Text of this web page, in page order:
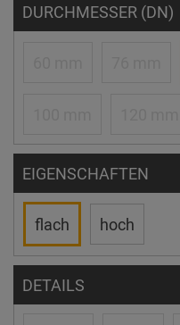
DURCHMESSER (DN)
EIGENSCHAFTEN
flach hoch
DETAILS